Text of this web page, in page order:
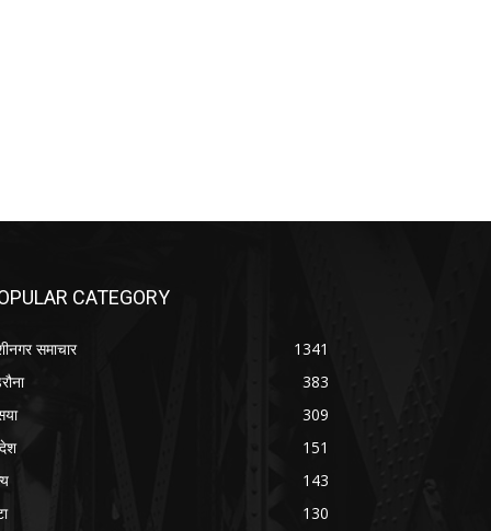
CATEGORY
समाचार
1341
383
309
151
143
130